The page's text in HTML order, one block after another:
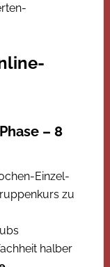
– 8
Einzel-
zu
halber